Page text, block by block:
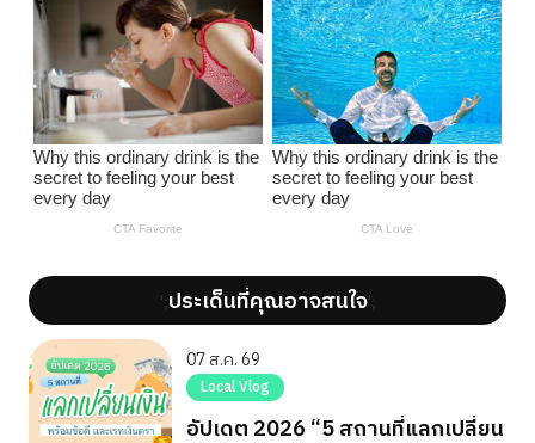
';ประเด็นที่คุณอาจสนใจ';
07 ส.ค. 69
Local Vlog
อัปเดต 2026 “5 สถานที่แลกเปลี่ยน